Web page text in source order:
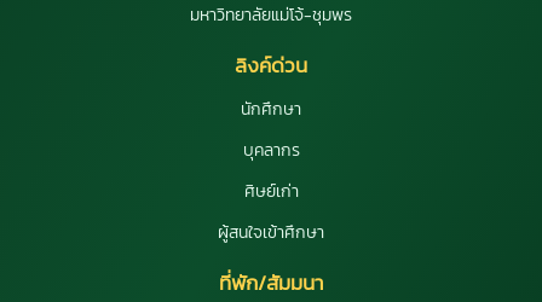
มหาวิทยาลัยแม่โจ้-ชุมพร
ลิงค์ด่วน
นักศึกษา
บุคลากร
ศิษย์เก่า
ผู้สนใจเข้าศึกษา
ที่พัก/สัมมนา